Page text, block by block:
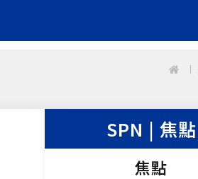
SPN | 焦點
焦點